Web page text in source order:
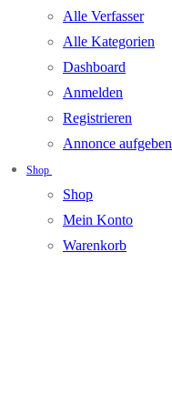
Alle Verfasser
Alle Kategorien
Dashboard
Anmelden
Registrieren
Annonce aufgeben
Shop
Shop
Mein Konto
Warenkorb